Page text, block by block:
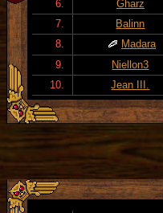
6.
Gharz
7.
Balinn
8.
Madara
9.
Niellon3
10.
Jean III.